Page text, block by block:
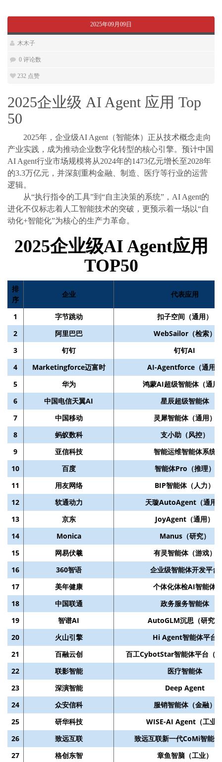
2025年09月09日
木木子
0 评论数
232 点赞
2025企业级 AI Agent 应用 Top
50
2025年，企业级AI Agent（智能体）正从技术概念走向
产业实践，成为推动企业数字化转型的核心引擎。预计中国
AI Agent行业市场规模将从2024年的1473亿元增长至2028年
的3.3万亿元，并深刻重构金融、制造、医疗等行业的运营
逻辑。
从“执行指令的工具”到“自主决策的系统”，AI Agent的
进化不仅标志着人工智能技术的突破，更预示着一场以“自
动化+智能化”为核心的生产力革命。
2025企业级AI Agent应用
TOP50
排
序
企业 代表应用
1 字节跳动
扣子空间（通用）
2
阿里巴巴
WebSailor（检索）
3
钉钉
钉钉AI
4
Marketingforce迈富时
AI-Agentforce（通用）
5
华为
鸿蒙AI超级智能体（通用
6
中国电信天翼AI
星辰超级智能体
7
中国移动
灵犀智能体（通用）
8
蚂蚁数科
支小助（风控）
9
亚信科技
智能运维智能体系统
10
百度
智能体Pro（推理）
11
用友网络
BIP智能体（人力）
12
软通动力
天璇AutoAgent（通用
13
京东
JoyAgent（通用）
14
Monica
Manus（研究）
15
网易伏羲
有灵智能体（游戏）
16
360智语
企业级智能体开发平台
17
美年健康
个体化体检AI智能体
18
中国联通
政务服务智能体
19
智谱AI
AutoGLM沉思（研究）
20
火山引擎
Hi Agent智能体平台
21
百融云创
百工CybotStar智能体平台（
22
联影智能
医疗智能体
23
深演智能
Deep Agent
24
众安信科
服销智能体（金融）
25
研华科技
WISE-AI Agent（工业
26
致远互联
致远互联新一代CoMi智能
27
格创东智 章鱼智脑（工业）